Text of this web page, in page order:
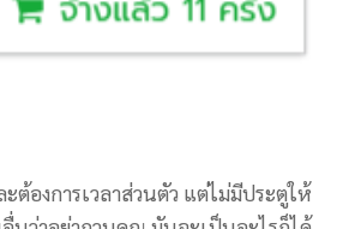
องการเวลาส่วนตัว แต่ไม่มีประตูให้